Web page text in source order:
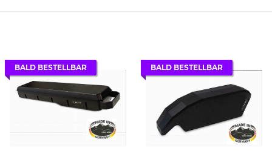
BALD BESTELLBAR BALD BESTELLBAR